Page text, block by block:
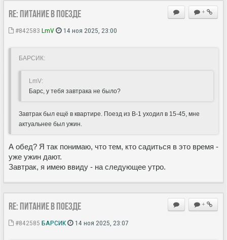
+
Re: Питание в поезде
#842583 LmV 14 ноя 2025, 23:00
БАРСИК:
LmV:
Барс, у тебя завтрака не было?
Завтрак был ещё в квартире. Поезд из В-1 уходил в 15-45, мне
актуальнее был ужин.
А обед? Я так понимаю, что тем, кто садиться в это время -
уже ужин дают.
Завтрак, я имею ввиду - на следующее утро.
+
Re: Питание в поезде
#842585 БАРСИК 14 ноя 2025, 23:07